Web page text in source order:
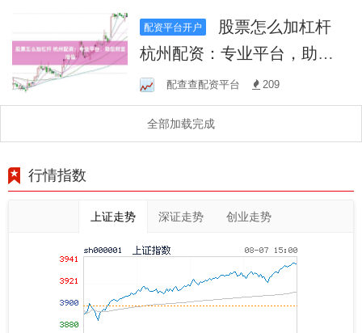
配资平台开户
杭州配资：专业平台，助您
财富增值
配查查配资平台 209
全部加载完成
行情指数
上证走势 深证走势 创业走势